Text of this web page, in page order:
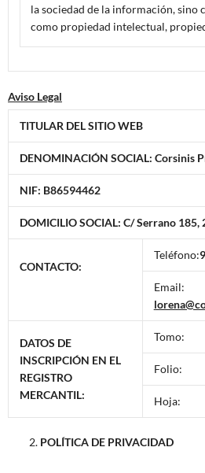
la sociedad de la información, sino
como propiedad intelectual,
Aviso Legal
TITULAR DEL SITIO WEB
DENOMINACIÓN SOCIAL: Corsinis
NIF: B86594462
DOMICILIO SOCIAL: C/ Serrano 185,
CONTACTO:
Teléfono:
Email:
DATOS DE
INSCRIPCIÓN EN EL
REGISTRO
MERCANTIL:
Tomo:
Folio:
Hoja:
POLÍTICA DE PRIVACIDAD